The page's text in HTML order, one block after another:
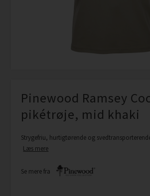
Pinewood Ramsey
pikétrøje, mid khaki
Strygefriu, hurtigtørende og
Læs mere
Se mere fra